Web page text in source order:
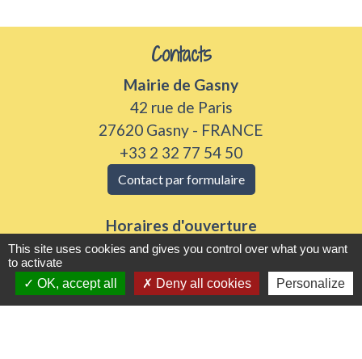
Contacts
Mairie de Gasny
42 rue de Paris
27620 Gasny - FRANCE
+33 2 32 77 54 50
Contact par formulaire
Horaires d'ouverture
Du lundi au vendredi de 8h30 à 12h et 13h30 à
17h30
Samedi 8h30 à 12h
This site uses cookies and gives you control over what you want
to activate
OK, accept all
Deny all cookies Personalize